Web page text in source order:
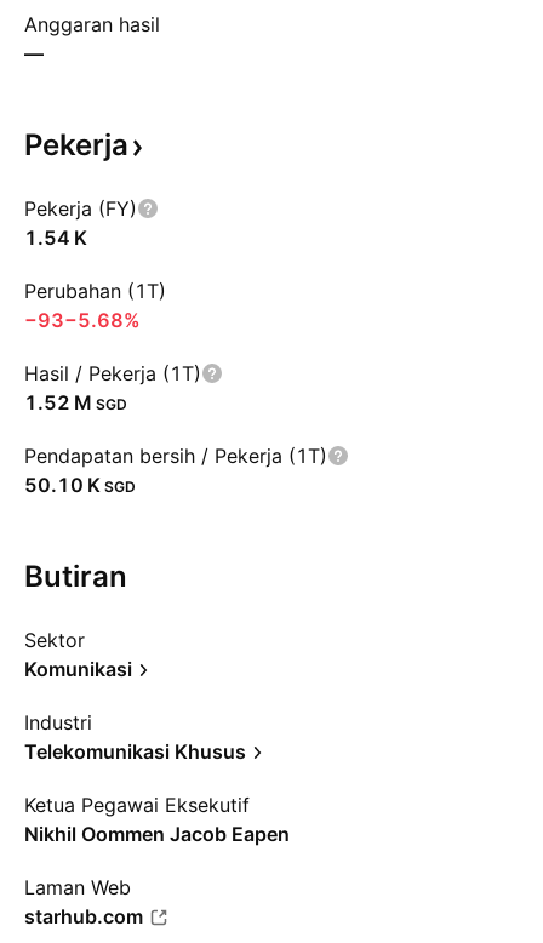
Anggaran hasil
—
Pekerja
Pekerja (FY)
‪1.54 K‬
Perubahan (1T)
−93−5.68%
Hasil / Pekerja (1T)
‪1.52 M‬ SGD
Pendapatan bersih / Pekerja (1T)
‪50.10 K‬ SGD
Butiran
Sektor
Komunikasi
Industri
Telekomunikasi Khusus
Ketua Pegawai Eksekutif
Nikhil Oommen Jacob Eapen
Laman Web
starhub.com